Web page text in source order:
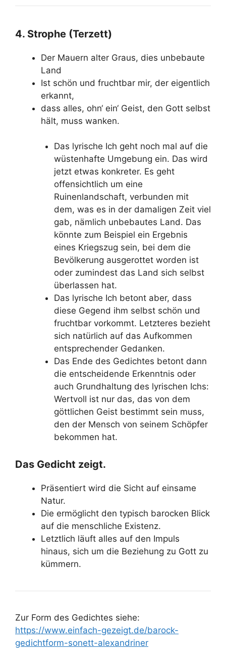
4. Strophe (Terzett)
Der Mauern alter Graus, dies unbebaute
Land
Ist schön und fruchtbar mir, der eigentlich
erkannt,
dass alles, ohn‘ ein‘ Geist, den Gott selbst
hält, muss wanken.
Das lyrische Ich geht noch mal auf die
wüstenhafte Umgebung ein. Das wird
jetzt etwas konkreter. Es geht
offensichtlich um eine
Ruinenlandschaft, verbunden mit
dem, was es in der damaligen Zeit viel
gab, nämlich unbebautes Land. Das
könnte zum Beispiel ein Ergebnis
eines Kriegszug sein, bei dem die
Bevölkerung ausgerottet worden ist
oder zumindest das Land sich selbst
überlassen hat.
Das lyrische Ich betont aber, dass
diese Gegend ihm selbst schön und
fruchtbar vorkommt. Letzteres bezieht
sich natürlich auf das Aufkommen
entsprechender Gedanken.
Das Ende des Gedichtes betont dann
die entscheidende Erkenntnis oder
auch Grundhaltung des lyrischen Ichs:
Wertvoll ist nur das, das von dem
göttlichen Geist bestimmt sein muss,
den der Mensch von seinem Schöpfer
bekommen hat.
Das Gedicht zeigt.
Präsentiert wird die Sicht auf einsame
Natur.
Die ermöglicht den typisch barocken Blick
auf die menschliche Existenz.
Letztlich läuft alles auf den Impuls
hinaus, sich um die Beziehung zu Gott zu
kümmern.
Zur Form des Gedichtes siehe:
https://www.einfach-gezeigt.de/barock-
gedichtform-sonett-alexandriner